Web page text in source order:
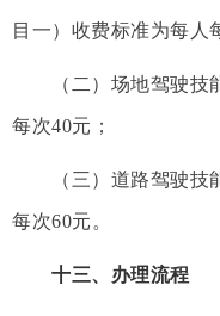
目一）收费标准为每人
（二）场地驾驶技能
每次40元；
（三）道路驾驶技能
每次60元。
十三、办理流程